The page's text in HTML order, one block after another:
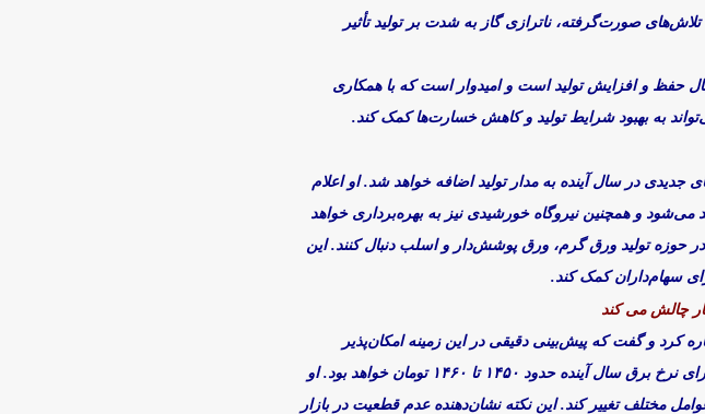
صورت‌گرفته، ناترازی گاز به شدت بر تولید تأثیر
حفظ و افزایش تولید است و امیدوار است که با همکاری
به بهبود شرایط تولید و کاهش خسارت‌ها کمک کند.
در سال آینده به مدار تولید اضافه خواهد شد. او اعلام
می‌شود و همچنین نیروگاه خورشیدی نیز به بهره‌برداری خواهد
حوزه تولید ورق گرم، ورق پوشش‌دار و اسلب دنبال کنند. این
سهام‌داران کمک کند.
چالش می کند
کرد و گفت که پیش‌بینی دقیقی در این زمینه امکان‌پذیر
نیست، اما اگر روند افزایش قیمت‌ها مشابه سال ۱۴۰۳ باشد، برآورد آن‌ها برای نرخ برق سال آینده حدود ۱۴۵۰ تا ۱۴۶۰ تومان خواهد بود. او
مختلف تغییر کند. این نکته نشان‌دهنده عدم قطعیت در بازار